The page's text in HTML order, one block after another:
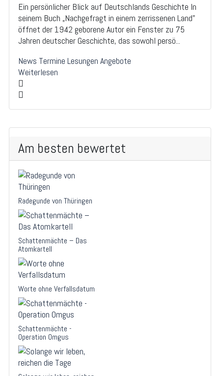
Ein persönlicher Blick auf Deutschlands Geschichte In
seinem Buch „Nachgefragt in einem zerrissenen Land"
öffnet der 1942 geborene Autor ein Fenster zu 75
Jahren deutscher Geschichte, das sowohl persö...
News Termine Lesungen Angebote
Weiterlesen
Am besten bewertet
Radegunde von Thüringen
Schattenmächte – Das
Atomkartell
Worte ohne Verfallsdatum
Schattenmächte -
Operation Omgus